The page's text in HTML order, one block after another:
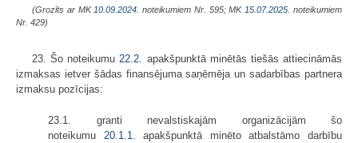
(Grozīts ar MK 10.09.2024. noteikumiem Nr. 595; MK 15.07.2025. noteikumiem
Nr. 429)
23. Šo noteikumu 22.2.
apakšpunktā minētās tiešās attiecināmās
izmaksas ietver šādas finansējuma saņēmēja un sadarbības partnera
izmaksu pozīcijas:
23.1. granti nevalstiskajām organizācijām šo
noteikumu 20.1.1.
apakšpunktā minēto atbalstāmo darbību